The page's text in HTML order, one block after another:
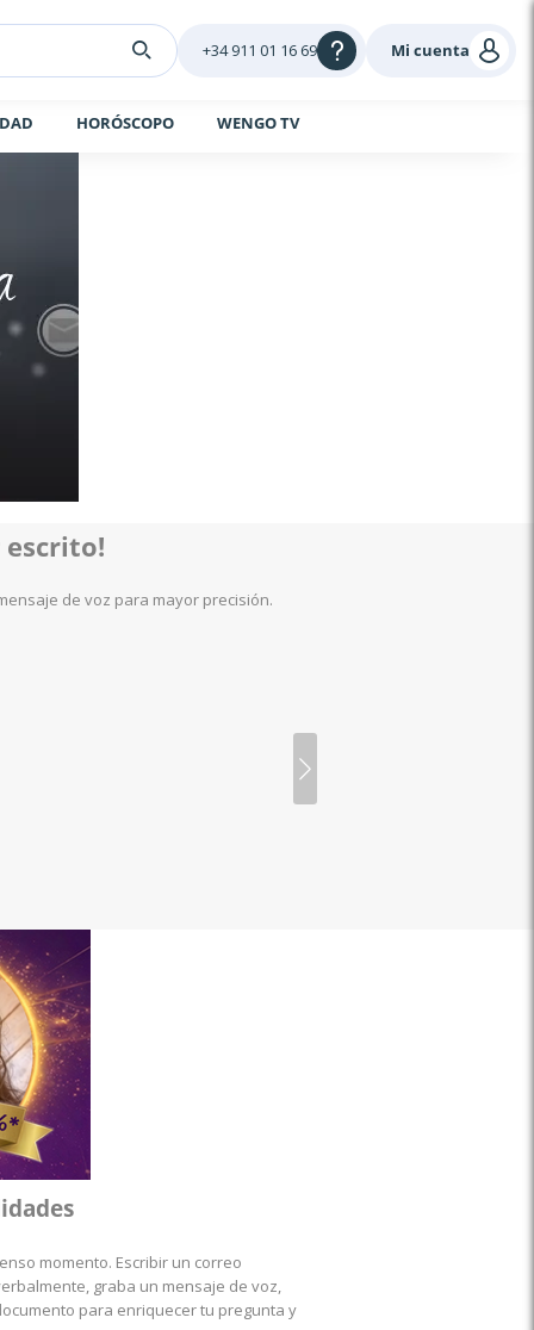
Mi cuenta
+34 911 01 16 69
HORÓSCOPO WENGO TV
escrito!
de voz para mayor precisión.
momento. Escribir un correo
graba un mensaje de voz,
para enriquecer tu pregunta y